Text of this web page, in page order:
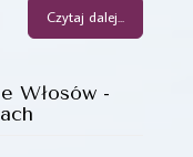
Czytaj dalej...
Włosów -